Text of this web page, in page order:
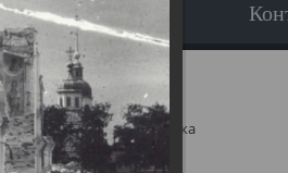
Вопрос-ответ
собор Архангельска